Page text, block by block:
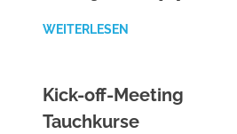
WEITERLESEN
Kick-off-Meeting
Tauchkurse